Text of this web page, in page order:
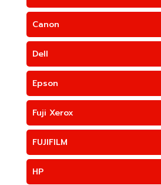
Canon
Dell
Epson
Fuji Xerox
FUJIFILM
HP